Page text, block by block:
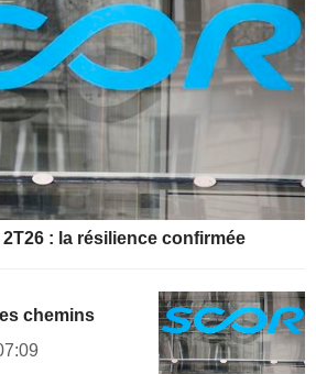
: la résilience confirmée
chemins